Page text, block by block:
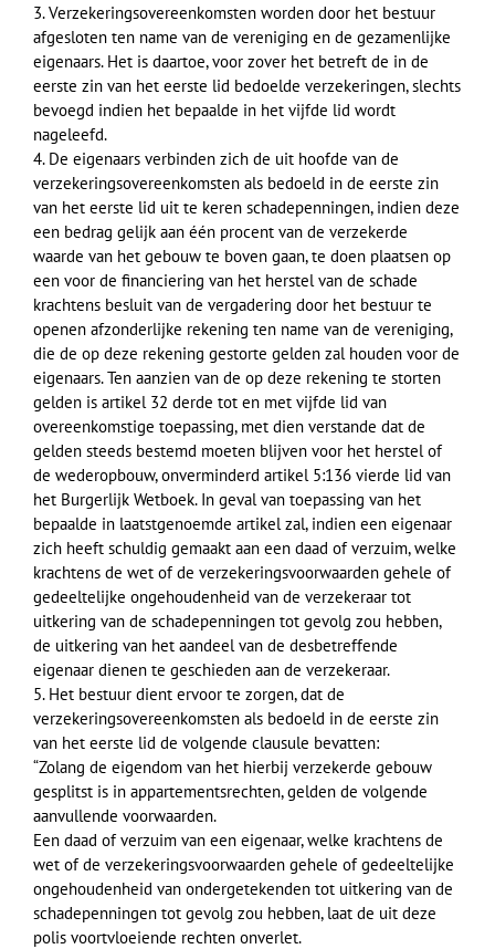
3. Verzekeringsovereenkomsten worden door het bestuur
afgesloten ten name van de vereniging en de gezamenlijke
eigenaars. Het is daartoe, voor zover het betreft de in de
eerste zin van het eerste lid bedoelde verzekeringen, slechts
bevoegd indien het bepaalde in het vijfde lid wordt
nageleefd.
4. De eigenaars verbinden zich de uit hoofde van de
verzekeringsovereenkomsten als bedoeld in de eerste zin
van het eerste lid uit te keren schadepenningen, indien deze
een bedrag gelijk aan één procent van de verzekerde
waarde van het gebouw te boven gaan, te doen plaatsen op
een voor de financiering van het herstel van de schade
krachtens besluit van de vergadering door het bestuur te
openen afzonderlijke rekening ten name van de vereniging,
die de op deze rekening gestorte gelden zal houden voor de
eigenaars. Ten aanzien van de op deze rekening te storten
gelden is artikel 32 derde tot en met vijfde lid van
overeenkomstige toepassing, met dien verstande dat de
gelden steeds bestemd moeten blijven voor het herstel of
de wederopbouw, onverminderd artikel 5:136 vierde lid van
het Burgerlijk Wetboek. In geval van toepassing van het
bepaalde in laatstgenoemde artikel zal, indien een eigenaar
zich heeft schuldig gemaakt aan een daad of verzuim, welke
krachtens de wet of de verzekeringsvoorwaarden gehele of
gedeeltelijke ongehoudenheid van de verzekeraar tot
uitkering van de schadepenningen tot gevolg zou hebben,
de uitkering van het aandeel van de desbetreffende
eigenaar dienen te geschieden aan de verzekeraar.
5. Het bestuur dient ervoor te zorgen, dat de
verzekeringsovereenkomsten als bedoeld in de eerste zin
van het eerste lid de volgende clausule bevatten:
“Zolang de eigendom van het hierbij verzekerde gebouw
gesplitst is in appartementsrechten, gelden de volgende
aanvullende voorwaarden.
Een daad of verzuim van een eigenaar, welke krachtens de
wet of de verzekeringsvoorwaarden gehele of gedeeltelijke
ongehoudenheid van ondergetekenden tot uitkering van de
schadepenningen tot gevolg zou hebben, laat de uit deze
polis voortvloeiende rechten onverlet.